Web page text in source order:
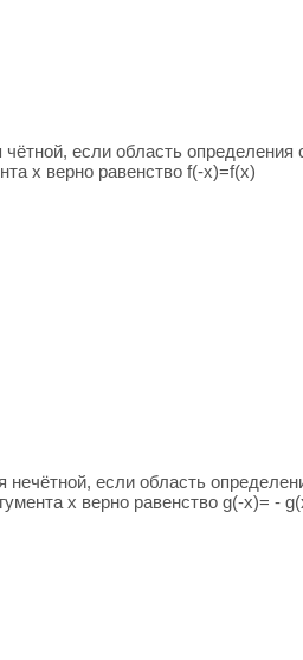
если область
х верно равенство f(-x)=f(x)
нечётной, если область
х верно равенство g(-x)= -